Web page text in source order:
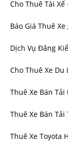
Cho Thuê Tài Xế
Báo Giá Thuê
Dịch Vụ Đăng
Cho Thuê Xe Du
Thuê Xe Bán
Thuê Xe Bán Tải
Thuê Xe Toyota